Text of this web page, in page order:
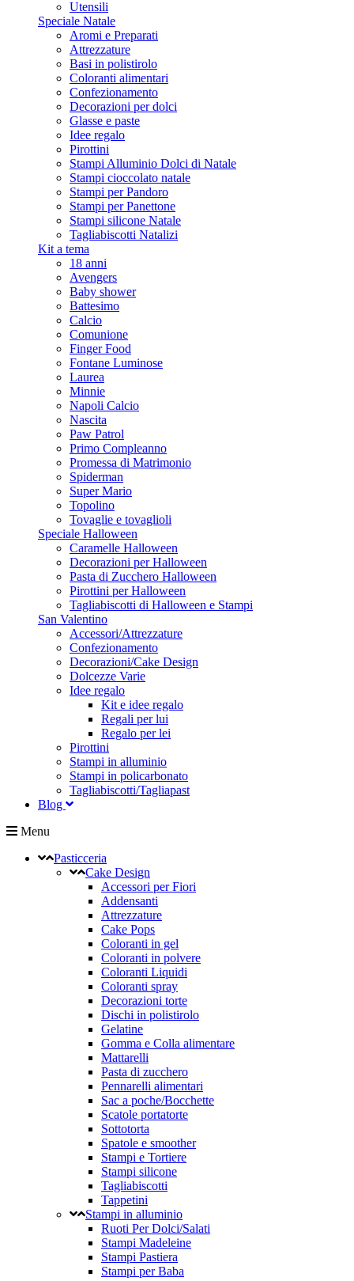
Utensili
Speciale Natale
Aromi e Preparati
Attrezzature
Basi in polistirolo
Coloranti alimentari
Confezionamento
Decorazioni per dolci
Glasse e paste
Idee regalo
Pirottini
Stampi Alluminio Dolci di Natale
Stampi cioccolato natale
Stampi per Pandoro
Stampi per Panettone
Stampi silicone Natale
Tagliabiscotti Natalizi
Kit a tema
18 anni
Avengers
Baby shower
Battesimo
Calcio
Comunione
Finger Food
Fontane Luminose
Laurea
Minnie
Napoli Calcio
Nascita
Paw Patrol
Primo Compleanno
Promessa di Matrimonio
Spiderman
Super Mario
Topolino
Tovaglie e tovaglioli
Speciale Halloween
Caramelle Halloween
Decorazioni per Halloween
Pasta di Zucchero Halloween
Pirottini per Halloween
Tagliabiscotti di Halloween e Stampi
San Valentino
Accessori/Attrezzature
Confezionamento
Decorazioni/Cake Design
Dolcezze Varie
Idee regalo
Kit e idee regalo
Regali per lui
Regalo per lei
Pirottini
Stampi in alluminio
Stampi in policarbonato
Tagliabiscotti/Tagliapast
Blog
Menu
Pasticceria
Cake Design
Accessori per Fiori
Addensanti
Attrezzature
Cake Pops
Coloranti in gel
Coloranti in polvere
Coloranti Liquidi
Coloranti spray
Decorazioni torte
Dischi in polistirolo
Gelatine
Gomma e Colla alimentare
Mattarelli
Pasta di zucchero
Pennarelli alimentari
Sac a poche/Bocchette
Scatole portatorte
Sottotorta
Spatole e smoother
Stampi e Tortiere
Stampi silicone
Tagliabiscotti
Tappetini
Stampi in alluminio
Ruoti Per Dolci/Salati
Stampi Madeleine
Stampi Pastiera
Stampi per Baba